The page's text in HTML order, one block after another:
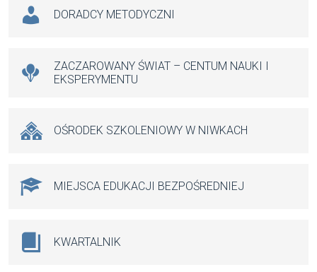
o
k
A
p
g
DORADCY METODYCZNI
ZACZAROWANY ŚWIAT – CENTUM NAUKI I
EKSPERYMENTU
OŚRODEK SZKOLENIOWY W NIWKACH
MIEJSCA EDUKACJI BEZPOŚREDNIEJ
KWARTALNIK